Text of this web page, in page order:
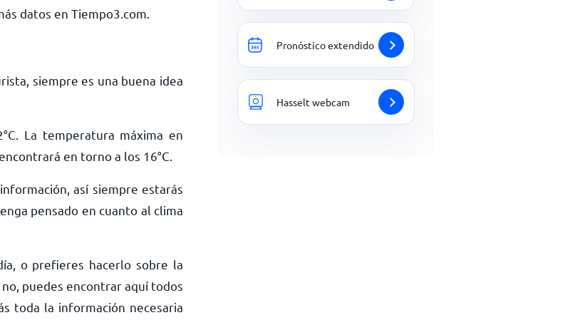
datos en Tiempo3.com.
siempre es una buena idea
°C . La temperatura máxima en
en torno a los 16°C
así siempre estarás
pensado en cuanto al clima
o prefieres hacerlo sobre la
puedes encontrar aquí todos
toda la información necesaria
Pronóstico extendido
Hasselt webcam